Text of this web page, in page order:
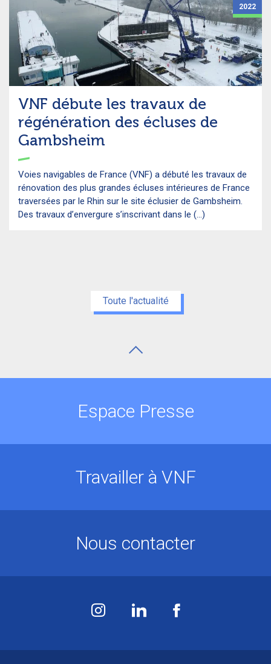
VNF débute les travaux de
régénération des écluses de
Gambsheim
Voies navigables de France (VNF) a débuté les travaux de
rénovation des plus grandes écluses intérieures de France
traversées par le Rhin sur le site éclusier de Gambsheim.
Des travaux d’envergure s’inscrivant dans le (...)
2022
Toute l'actualité
Espace Presse
Travailler à VNF
Nous contacter